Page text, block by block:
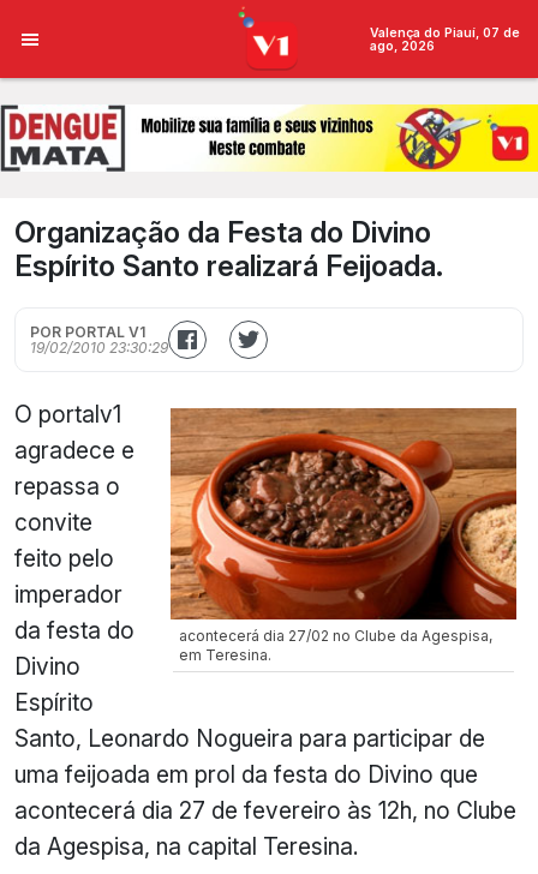
Valença do Piauí, 07 de
ago, 2026
Organização da Festa do Divino
Espírito Santo realizará Feijoada.
POR PORTAL V1
19/02/2010 23:30:29
acontecerá dia 27/02 no Clube da Agespisa,
em Teresina.
O portalv1
agradece e
repassa o
convite
feito pelo
imperador
da festa do
Divino
Espírito
Santo, Leonardo Nogueira para participar de
uma feijoada em prol da festa do Divino que
acontecerá dia 27 de fevereiro às 12h, no Clube
da Agespisa, na capital Teresina.